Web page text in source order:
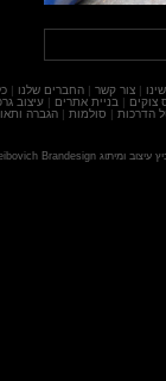
| צור קשר | החברים שלנו |
צוקים | בניית אתרים | עיצוב
הדרכות | סולמות |הגברה
עיצוב ומיתוג Brandesign